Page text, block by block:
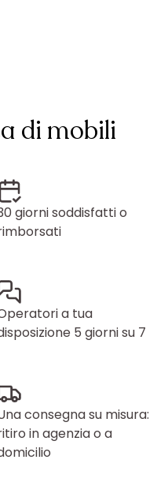
di mobili
giorni soddisfatti o
a tua
5 giorni su 7
consegna su misura:
in agenzia o a